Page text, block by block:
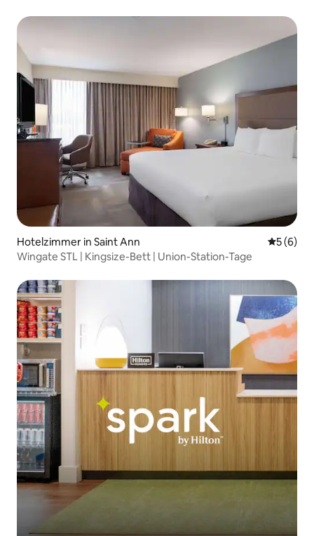
Hotelzimmer in Saint Ann
5 (6)
Wingate STL | Kingsize-Bett | Union-Station-Tage